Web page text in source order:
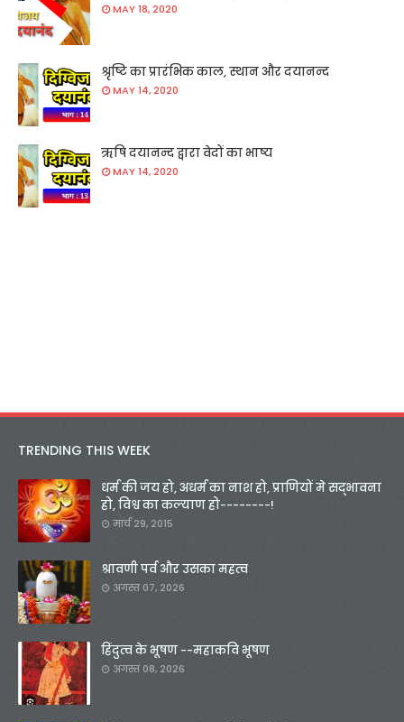
MAY 18, 2020
श्रृष्टि का प्रारंभिक काल, स्थान और दयानन्द
MAY 14, 2020
ऋषि दयानन्द द्वारा वेदों का भाष्य
MAY 14, 2020
TRENDING THIS WEEK
धर्म की जय हो, अधर्म का नाश हो, प्राणियों मे सद्भावना
हो, विश्व का कल्याण हो--------!
मार्च 29, 2015
श्रावणी पर्व और उसका महत्व
अगस्त 07, 2026
हिंदुत्व के भूषण --महाकवि भूषण
अगस्त 08, 2026